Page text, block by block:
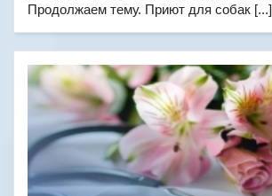
Продолжаем тему. Приют для собак [...]